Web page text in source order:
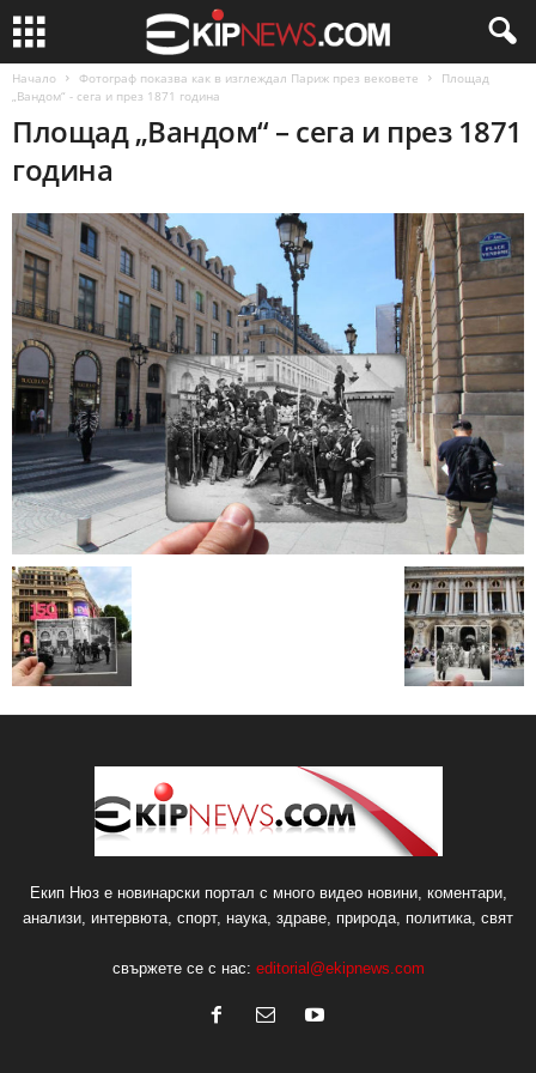
Начало Фотограф показва как в изглеждал Париж през вековете
Площад
„Вандом“ - сега и през 1871 година
Площад „Вандом“ – сега и през 1871
година
Екип Нюз е новинарски портал с много видео новини, коментари,
анализи, интервюта, спорт, наука, здраве, природа, политика, свят
свържете се с нас: editorial@ekipnews.com